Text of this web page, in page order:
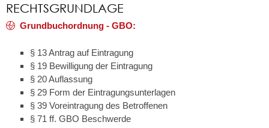
RECHTSGRUNDLAGE
Grundbuchordnung - GBO:
§ 13 Antrag auf Eintragung
§ 19 Bewilligung der Eintragung
§ 20 Auflassung
§ 29 Form der Eintragungsunterlagen
§ 39 Voreintragung des Betroffenen
§ 71 ff. GBO Beschwerde